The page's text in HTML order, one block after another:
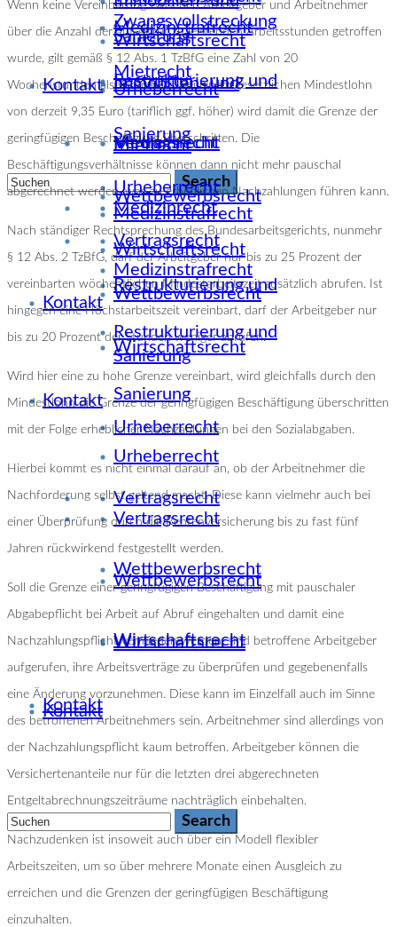
Mietrecht
Medizinrecht
Medizinstrafrecht
Restrukturierung und
Sanierung
Urheberrecht
Vertragsrecht
Wettbewerbsrecht
Wirtschaftsrecht
Kontakt
Zwangsvollstreckung
Immobilien- und
Mietrecht
Medizinrecht
Medizinstrafrecht
Restrukturierung und
Sanierung
Urheberrecht
Vertragsrecht
Wettbewerbsrecht
Wirtschaftsrecht
Kontakt
Sanierung
Urheberrecht
Vertragsrecht
Wettbewerbsrecht
Wirtschaftsrecht
Kontakt
Wirtschaftsrecht
Kontakt
Medizinstrafrecht
Restrukturierung und
Sanierung
Urheberrecht
Vertragsrecht
Wettbewerbsrecht
Wirtschaftsrecht
Kontakt
Wenn keine Vereinbarung zwischen Arbeitgeber und Arbeitnehmer
über die Anzahl der auf Abruf zu leistenden Arbeitsstunden getroffen
wurde, gilt gemäß § 12 Abs. 1 TzBfG eine Zahl von 20
Wochenstunden als vereinbart. Bei einem gesetzlichen Mindestlohn
von derzeit 9,35 Euro (tariflich ggf. höher) wird damit die Grenze der
geringfügigen Beschäftigung überschritten. Die
Beschäftigungsverhältnisse können dann nicht mehr pauschal
abgerechnet werden, was zu erheblichen Nachzahlungen führen kann.
Nach ständiger Rechtsprechung des Bundesarbeitsgerichts, nunmehr
§ 12 Abs. 2 TzBfG, darf der Arbeitgeber nur bis zu 25 Prozent der
vereinbarten wöchentlichen Mindestarbeitszeit zusätzlich abrufen. Ist
hingegen eine Höchstarbeitszeit vereinbart, darf der Arbeitgeber nur
bis zu 20 Prozent der Stunden weniger abrufen.
Wird hier eine zu hohe Grenze vereinbart, wird gleichfalls durch den
Mindestlohn die Grenze der geringfügigen Beschäftigung überschritten
mit der Folge erheblicher Nachzahlungen bei den Sozialabgaben.
Hierbei kommt es nicht einmal darauf an, ob der Arbeitnehmer die
Nachforderung selbst geltend macht. Diese kann vielmehr auch bei
einer Überprüfung durch die Rentenversicherung bis zu fast fünf
Jahren rückwirkend festgestellt werden.
Soll die Grenze einer geringfügigen Beschäftigung mit pauschaler
Abgabepflicht bei Arbeit auf Abruf eingehalten und damit eine
Nachzahlungspflicht vermieden werden, sind betroffene Arbeitgeber
aufgerufen, ihre Arbeitsverträge zu überprüfen und gegebenenfalls
eine Änderung vorzunehmen. Diese kann im Einzelfall auch im Sinne
des betroffenen Arbeitnehmers sein. Arbeitnehmer sind allerdings von
der Nachzahlungspflicht kaum betroffen. Arbeitgeber können die
Versichertenanteile nur für die letzten drei abgerechneten
Entgeltabrechnungszeiträume nachträglich einbehalten.
Nachzudenken ist insoweit auch über ein Modell flexibler
Arbeitszeiten, um so über mehrere Monate einen Ausgleich zu
erreichen und die Grenzen der geringfügigen Beschäftigung
einzuhalten.